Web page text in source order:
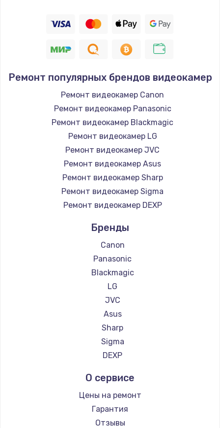
Настройка BIOS
Заказать
Ремонт подсветки
1150 руб.
Заказать
1320 руб.
Заказать
Чистка от пыли
990 руб.
Заказать
Замена жесткого диска
875 руб.
Заказать
Установка драйверов
875 руб.
Заказать
Замена вебкамеры
1490 руб.
Заказать
Увеличение оперативной памяти
Ремонт популярных брендов видеокамер
Ремонт видеокамер Canon
Ремонт видеокамер Panasonic
Ремонт видеокамер Blackmagic
Ремонт видеокамер LG
Ремонт видеокамер JVC
Ремонт видеокамер Asus
Ремонт видеокамер Sharp
Ремонт видеокамер Sigma
Ремонт видеокамер DEXP
Бренды
Canon
Panasonic
Blackmagic
LG
JVC
Asus
Sharp
Sigma
DEXP
О сервисе
Цены на ремонт
Гарантия
Отзывы